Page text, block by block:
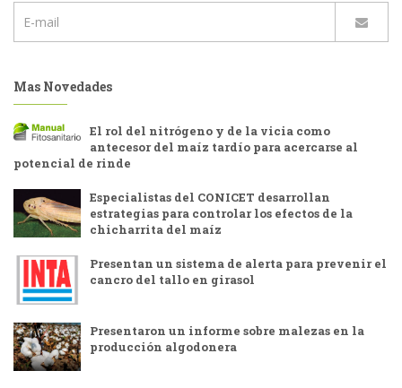
Mas Novedades
El rol del nitrógeno y de la vicia como
antecesor del maíz tardío para acercarse al
potencial de rinde
Especialistas del CONICET desarrollan
estrategias para controlar los efectos de la
chicharrita del maíz
Presentan un sistema de alerta para prevenir el
cancro del tallo en girasol
Presentaron un informe sobre malezas en la
producción algodonera